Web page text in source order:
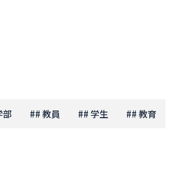
部 ## 教員 ## 学生 ## 教育